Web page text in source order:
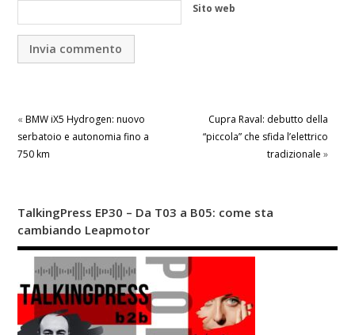
Sito web
« BMW iX5 Hydrogen: nuovo
serbatoio e autonomia fino a
750 km
Cupra Raval: debutto della
“piccola” che sfida l’elettrico
tradizionale »
TalkingPress EP30 – Da T03 a B05: come sta
cambiando Leapmotor